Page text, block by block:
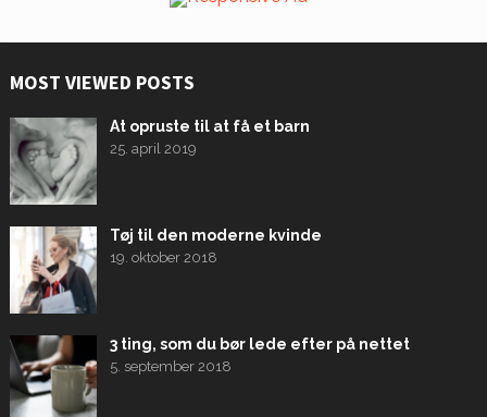
MOST VIEWED POSTS
At opruste til at få et barn
25. april 2019
Tøj til den moderne kvinde
19. oktober 2018
3 ting, som du bør lede efter på nettet
5. september 2018